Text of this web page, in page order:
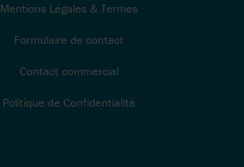
Mentions Légales & Termes
Formulaire de contact
Contact commercial
Politique de Confidentialité